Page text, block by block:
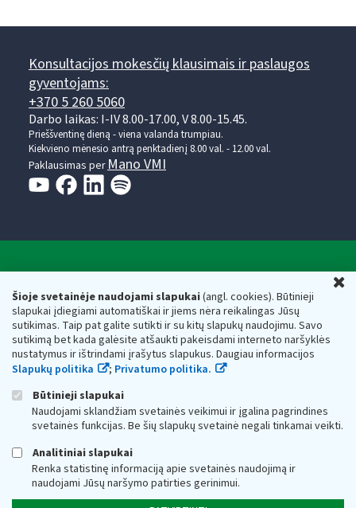
Šioje svetainėje naudojami slapukai(angl. cookies). Būtinieji
slapukai įdiegiami automatiškai ir jiems nėra reikalingas Jūsų
sutikimas. Taip pat galite sutikti ir su kitų slapukų naudojimu. Savo
sutikimą bet kada galėsite atšaukti pakeisdami interneto naršyklės
nustatymus ir ištrindami įrašytus slapukus. Daugiau informacijos
Slapukų politika
; Privatumo politika.
Būtinieji slapukai
Naudojami sklandžiam svetainės veikimui ir įgalina pagrindines
svetainės funkcijas. Be šių slapukų svetainė negali tinkamai veikti.
Analitiniai slapukai
Renka statistinę informaciją apie svetainės naudojimą ir
naudojami Jūsų naršymo patirties gerinimui.
Konsultacijos mokesčių klausimais ir paslaugos
gyventojams:
+370 5 260 5060
Darbo laikas: I-IV 8.00-17.00, V 8.00-15.45.
Prieššventinę dieną - viena valanda trumpiau.
Kiekvieno mėnesio antrą penktadienį 8.00 val. - 12.00 val.
Paklausimas per Mano VMI
Respublikos finansų ministerijos
Biudžetinė įstaiga. Juridinio asmens kodas — 188659752,
adresas: Vasario 16-osios g. 14, 01107 Vilnius, Lietuva, el.paštas:
vmi@vmi.lt, E. pristatymo dėžutės adresas 188659752
Duomenys apie Valstybinę mokesčių inspekciją prie Lietuvos
Respublikos finansų ministerijos kaupiami ir saugomi Juridinių